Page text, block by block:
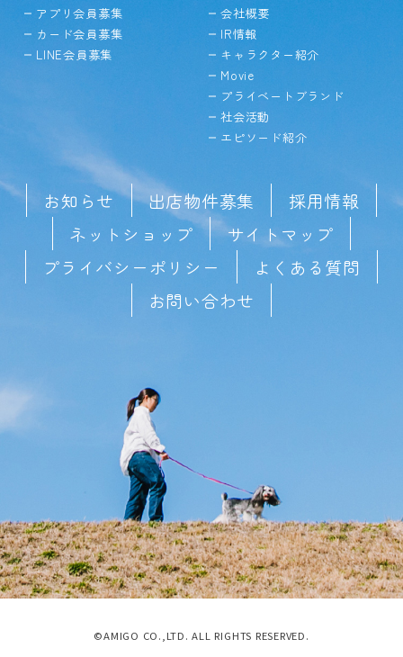
アプリ会員募集
カード会員募集
LINE会員募集
会社概要
IR情報
キャラクター紹介
Movie
プライベートブランド
社会活動
エピソード紹介
お知らせ 出店物件募集
採用情報
ネットショップ
サイトマップ
プライバシーポリシー
よくある質問
お問い合わせ
©AMIGO CO.,LTD. ALL RIGHTS RESERVED.